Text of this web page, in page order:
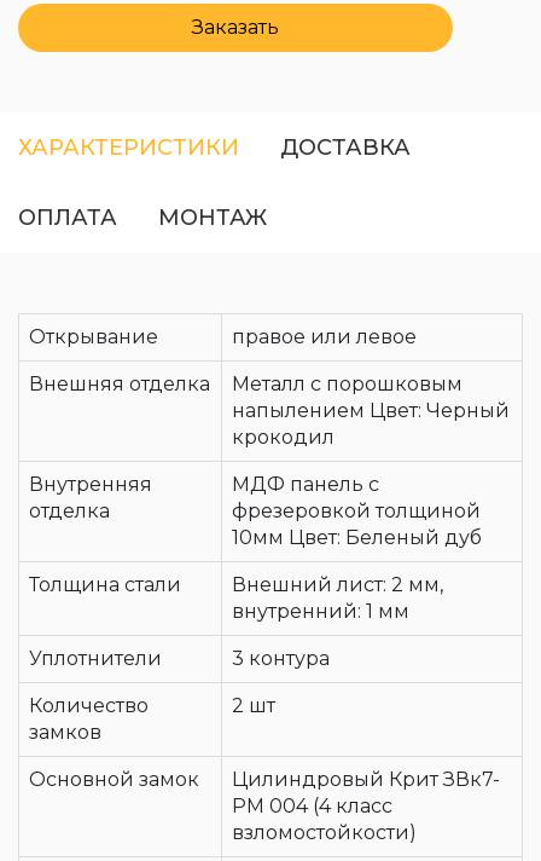
Заказать
ХАРАКТЕРИСТИКИ ДОСТАВКА
ОПЛАТА МОНТАЖ
Открывание правое или левое
Внешняя отделка
Металл с порошковым
напылением Цвет: Черный
крокодил
Внутренняя
отделка
МДФ панель с
фрезеровкой толщиной
10мм Цвет: Беленый дуб
Толщина стали
Внешний лист: 2 мм,
внутренний: 1 мм
Уплотнители 3 контура
Количество
замков
2 шт
Основной замок
Цилиндровый Крит ЗВк7-
РМ 004 (4 класс
взломостойкости)